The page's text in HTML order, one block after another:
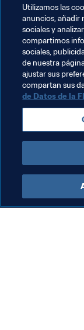
Temas
Competiciones
Egypt
Libya Mali
Sudan
Utilizamos las
anuncios, añadir
sociales y
compartimos
sociales,
de nuestra
ajustar sus
compartan sus
de Datos de la